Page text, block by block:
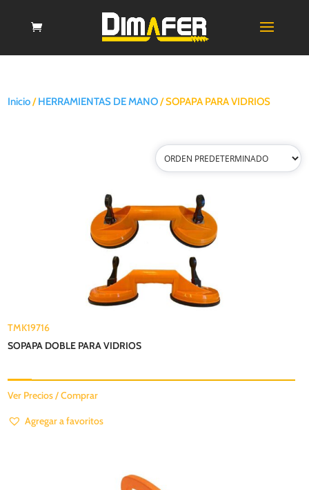
Inicio/HERRAMIENTAS DE MANO/ SOPAPA PARA VIDRIOS
TMK19716
SOPAPA DOBLE PARA VIDRIOS
Ver Precios / Comprar
Agregar a favoritos